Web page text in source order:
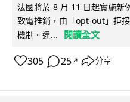
法國將於 8 月 11 日起實施新
致電推銷，由「opt-out」拒
機制。違...
閱讀全文
305 25 ↗ 分享